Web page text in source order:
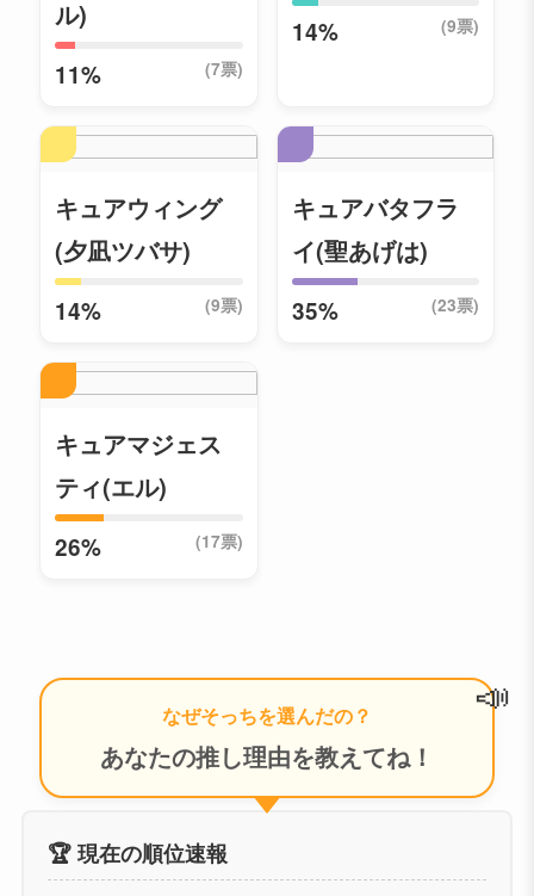
ル)
11% (7票)
14% (9票)
キュアウィング
(夕凪ツバサ)
14% (9票)
キュアバタフラ
イ(聖あげは)
35% (23票)
キュアマジェス
ティ(エル)
26% (17票)
なぜそっちを選んだの？
あなたの推し理由を教えてね！
📣
🏆 現在の順位速報